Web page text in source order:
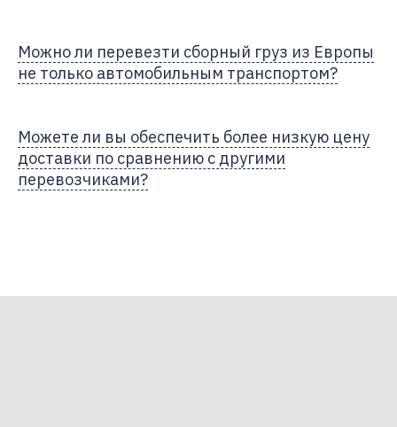
Можно ли перевезти сборный груз из Европы
не только автомобильным транспортом?
Можете ли вы обеспечить более низкую цену
доставки по сравнению с другими
перевозчиками?